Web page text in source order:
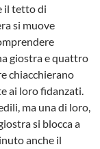
il tetto di
si muove
giostra e quattro
chiacchierano
ai loro fidanzati.
ma una di loro,
si blocca a
anche il